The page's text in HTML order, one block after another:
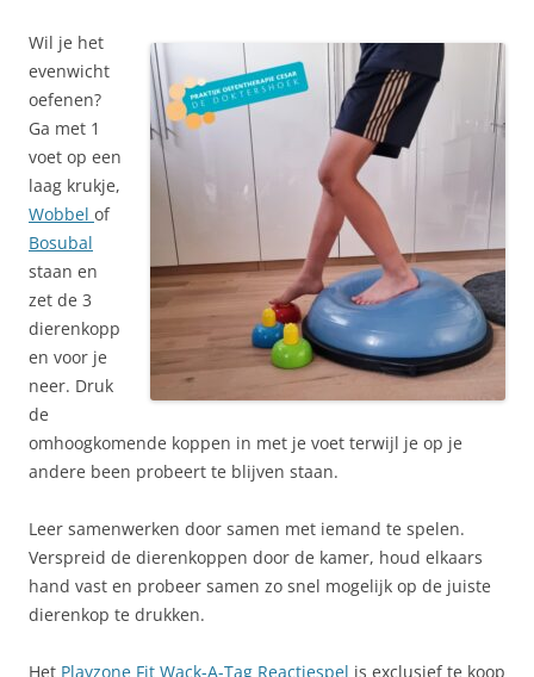
Wil je het
evenwicht
oefenen?
Ga met 1
voet op een
laag krukje,
Wobbel of
Bosubal
staan en
zet de 3
dierenkopp
en voor je
neer. Druk
de
omhoogkomende koppen in met je voet terwijl je op je
andere been probeert te blijven staan.
Leer samenwerken door samen met iemand te spelen.
Verspreid de dierenkoppen door de kamer, houd elkaars
hand vast en probeer samen zo snel mogelijk op de juiste
dierenkop te drukken.
Het Playzone Fit Wack-A-Tag Reactiespel is exclusief te koop